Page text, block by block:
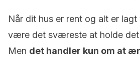
Når dit hus er rent og alt er
være det sværeste at holde det
Men det handler kun om at